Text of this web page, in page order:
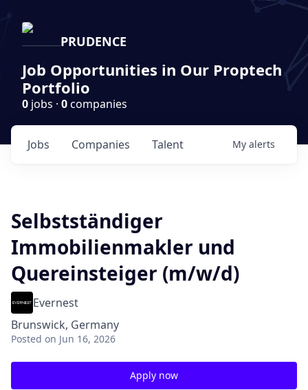
PRUDENCE
Job Opportunities in Our Proptech
Portfolio
0 jobs · 0companies
Jobs Companies Talent My alerts
Selbstständiger
Immobilienmakler und
Quereinsteiger (m/w/d)
Evernest
Brunswick, Germany
Posted on Jun 16, 2026
Apply now